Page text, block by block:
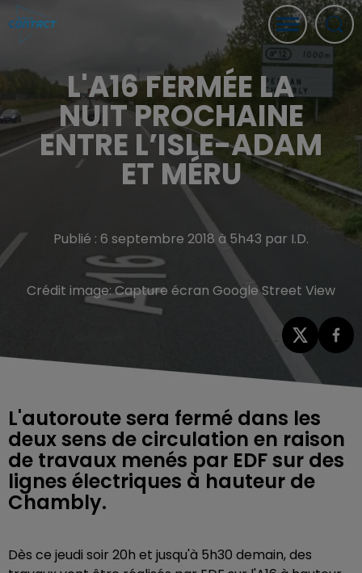
L'A16 FERMÉE LA
NUIT PROCHAINE
ENTRE L’ISLE-ADAM
ET MÉRU
Publié : 6 septembre 2018 à 5h43 par I.D.
Crédit image:Capture écran Google Street View
L'autoroute sera fermé dans les
deux sens de circulation en raison
de travaux menés par EDF sur des
lignes électriques à hauteur de
Chambly.
Dès ce jeudi soir 20h et jusqu'à 5h30 demain, des